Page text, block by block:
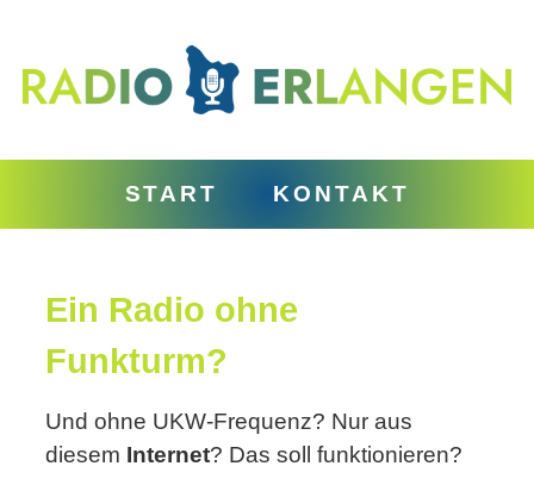
START KONTAKT
Ein Radio ohne
Funkturm?
Und ohne UKW-Frequenz? Nur aus
diesem Internet? Das soll funktionieren?